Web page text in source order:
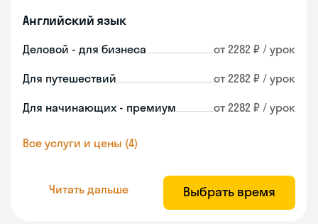
Английский язык
Деловой - для бизнеса от 2282 ₽ / урок
Для путешествий от 2282 ₽ / урок
Для начинающих - премиум от 2282 ₽ / урок
Все услуги и цены (4)
Читать дальше Выбрать время